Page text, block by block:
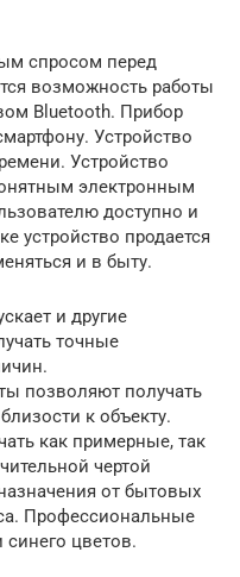
спросом перед
возможность работы
Bluetooth. Прибор
Устройство
Устройство
электронным
доступно и
устройство продается
и в быту.
и другие
точные
позволяют получать
к объекту.
как примерные, так
чертой
от бытовых
Профессиональные
цветов.